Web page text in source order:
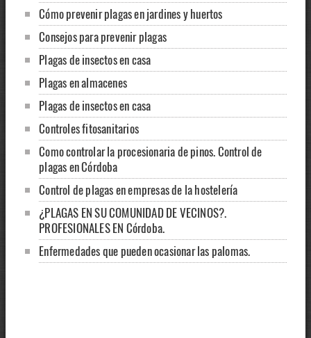
Cómo prevenir plagas en jardines y huertos
Consejos para prevenir plagas
Plagas de insectos en casa
Plagas en almacenes
Plagas de insectos en casa
Controles fitosanitarios
Como controlar la procesionaria de pinos. Control de
plagas en Córdoba
Control de plagas en empresas de la hostelería
¿PLAGAS EN SU COMUNIDAD DE VECINOS?.
PROFESIONALES EN Córdoba.
Enfermedades que pueden ocasionar las palomas.